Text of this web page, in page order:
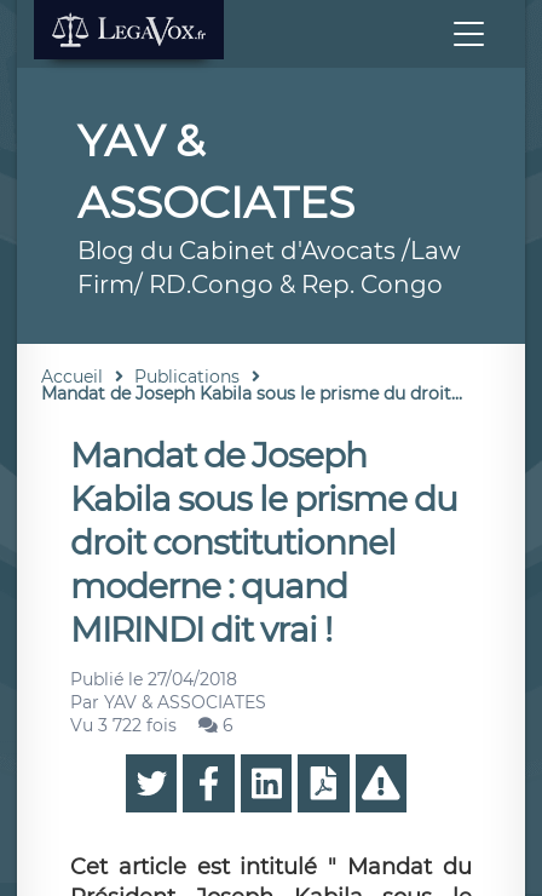
YAV &
ASSOCIATES
Blog du Cabinet d'Avocats /Law
Firm/ RD.Congo & Rep. Congo
Accueil Publications
Mandat de Joseph Kabila sous le prisme du droit...
Mandat de Joseph
Kabila sous le prisme du
droit constitutionnel
moderne : quand
MIRINDI dit vrai !
Publié le 27/04/2018
Par YAV & ASSOCIATES
Vu 3 722 fois
6
Cet article est intitulé " Mandat du